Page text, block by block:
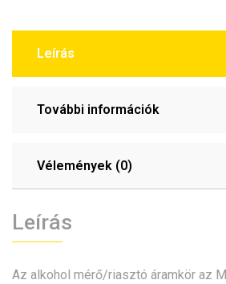
Leírás
További információk
Vélemények (0)
Leírás
Az alkohol mérő/riasztó áramkör az